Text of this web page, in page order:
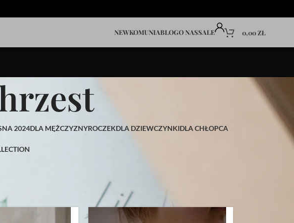
NEWKOMUNIABLOGO NASSALE 0,00ZŁ
2024DLA MĘŻCZYZNYROCZEKDLA DZIEWCZYNKIDLA CHŁOPCA